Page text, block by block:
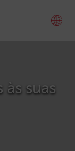
às suas